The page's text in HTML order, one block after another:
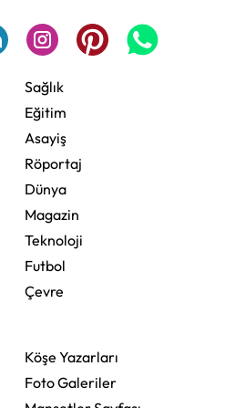
Sağlık
Eğitim
Asayiş
Röportaj
Dünya
Magazin
Teknoloji
Futbol
Çevre
Köşe Yazarları
Foto Galeriler